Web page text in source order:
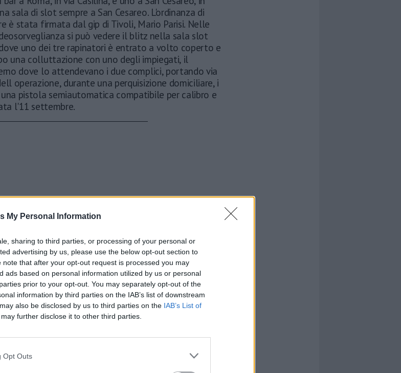
My Personal Information
sharing to third parties, or processing of your personal or
advertising by us, please use the below opt-out section to
that after your opt-out request is processed you may
ads based on personal information utilized by us or personal
prior to your opt-out. You may separately opt-out of the
information by third parties on the IAB’s list of downstream
also be disclosed by us to third parties on the IAB’s List of
further disclose it to other third parties.
Opt Outs
la strategia
sala di slot sempre a San Cesareo. L'ordinanza di
è stata firmata dal gip di Tivoli, Mario Parisi. Nelle
si può vedere il blitz nella sala slot
dove uno dei tre rapinatori è entrato a volto coperto e
una colluttazione con uno degli impiegati, il
dove lo attendevano i due complici, portando via
operazione, durante una perquisizione domiciliare, i
pistola semiautomatica compatibile per calibro e
l'11 settembre.